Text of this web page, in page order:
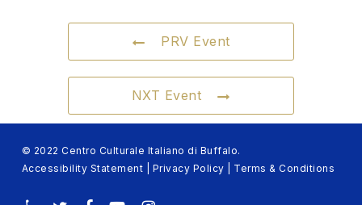
PRV Event
NXT Event
© 2022 Centro Culturale Italiano di Buffalo.
Accessibility Statement
Privacy Policy Terms & Conditions